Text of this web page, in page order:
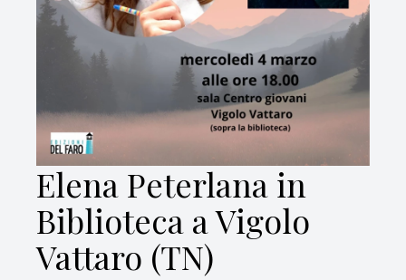
Elena Peterlana in
Biblioteca a Vigolo
Vattaro (TN)